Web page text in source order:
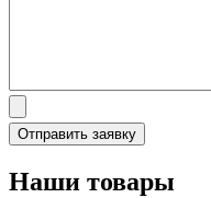
Наши товары